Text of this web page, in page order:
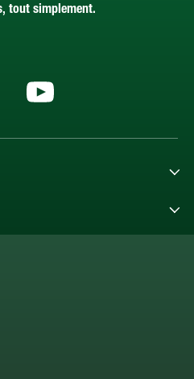
tout simplement.